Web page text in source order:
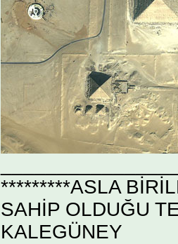
*********ASLA
SAHİP OLDUĞU
KALEGÜNEY